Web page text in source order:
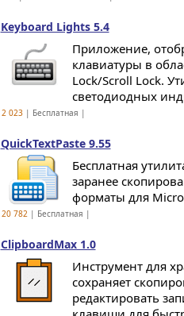
Keyboard Lights 5.4
Приложение,
клавиатуры в
Lock/Scroll Lock.
светодиодных
2 023| Бесплатная |
QuickTextPaste 9.55
Бесплатная
заранее
форматы для
20 782| Бесплатная |
ClipboardMax 1.0
Инструмент для
сохраняет
редактировать